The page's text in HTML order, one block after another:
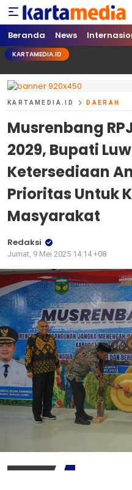
kartamedia.id
Jujur Mengabari
Beranda News
KARTAMEDIA.ID
KARTAMEDIA.ID DAERAH
Musrenbang
2029, Bupati
Ketersediaan
Prioritas Untuk
Masyarakat
Redaksi
Jumat, 9 Mei 2025 14:14 +08